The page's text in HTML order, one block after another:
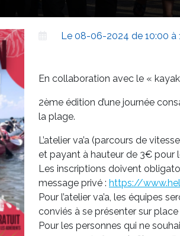
Le 08-06-2024 de 10:00 à
En collaboration avec le «
2ème édition d’une journée
la plage.
L’atelier va’a (parcours de
et payant à hauteur de 3€ pour
Les inscriptions doivent
message privé : https://
Pour l’atelier va’a, les équipes
conviés à se présenter sur
Pour les personnes qui ne